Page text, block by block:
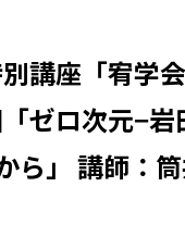
別講座「宥学
ゼロ次元−岩
ら」 講師：